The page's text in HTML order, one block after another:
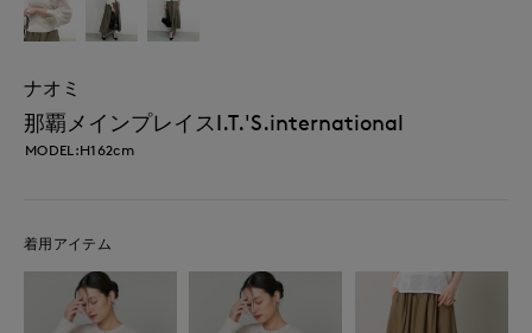
ナオミ
那覇メインプレイスI.T.'S.international
MODEL:H162cm
着用アイテム